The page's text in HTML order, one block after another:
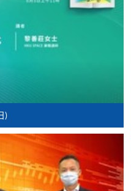
費以及所需證明文件親
交。
註冊及學費通知」，適
註冊及學費通知」
通知」，並親往報名中
知」及繳交所需費用。
)